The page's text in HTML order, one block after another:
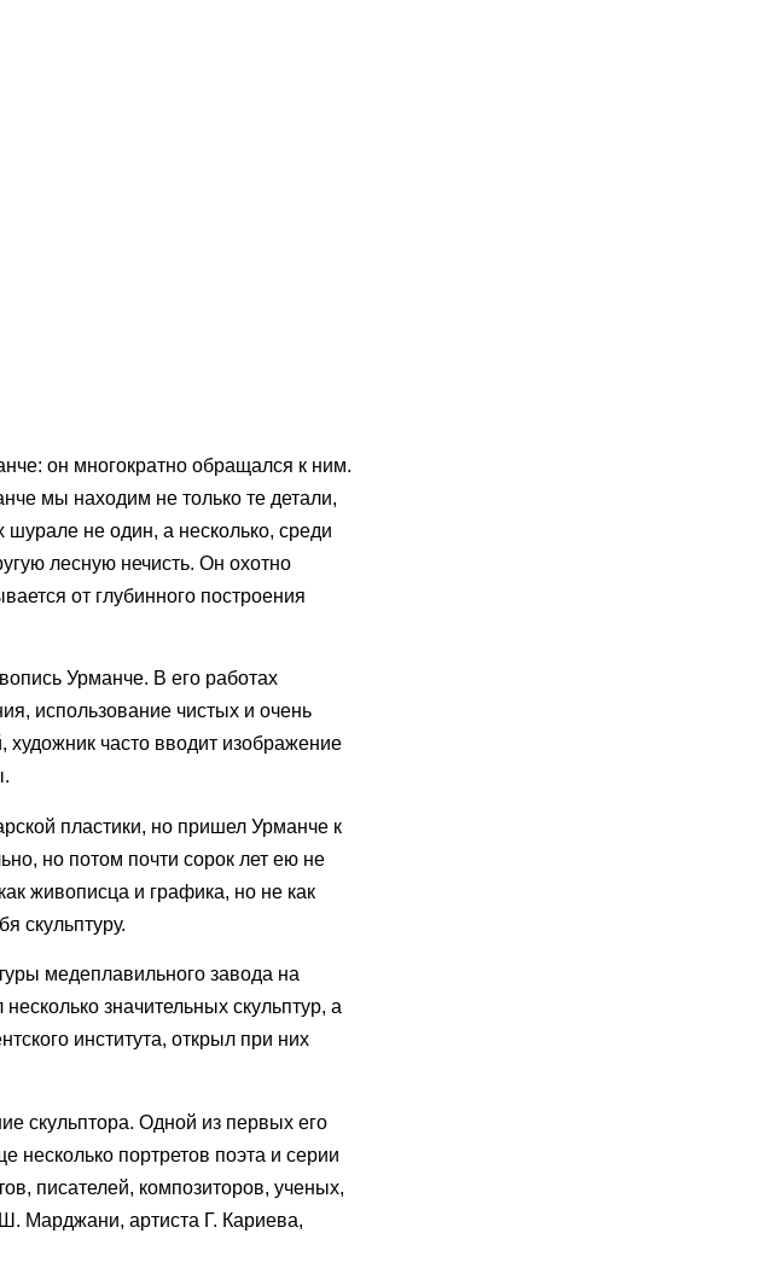
он многократно обращался к ним.
мы находим не только те детали,
шурале не один, а несколько, среди
лесную нечисть. Он охотно
от глубинного построения
Урманче. В его работах
использование чистых и очень
часто вводит изображение
пластики, но пришел Урманче к
но потом почти сорок лет ею не
живописца и графика, но не как
скульптуру.
медеплавильного завода на
значительных скульптур, а
института, открыл при них
скульптора. Одной из первых его
несколько портретов поэта и серии
писателей, композиторов, ученых,
Марджани, артиста Г. Кариева,